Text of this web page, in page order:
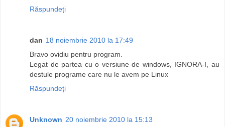
Răspundeți
dan 18 noiembrie 2010 la 17:49
Bravo ovidiu pentru program.
Legat de partea cu o versiune de windows, IGNORA-I, au
destule programe care nu le avem pe Linux
Răspundeți
Unknown 20 noiembrie 2010 la 15:13